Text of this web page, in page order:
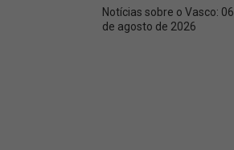
Notícias sobre o Vasco: 06
de agosto de 2026